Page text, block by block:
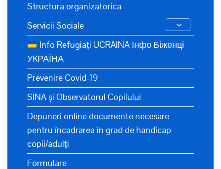
Structura organizatorica
Servicii Sociale
Info Refugiați UCRAINA Інфо Біженці
УКРАЇНА
Prevenire Covid-19
SINA și Observatorul Copilului
Depuneri online documente necesare
pentru încadrarea în grad de handicap
copii/adulți
Formulare